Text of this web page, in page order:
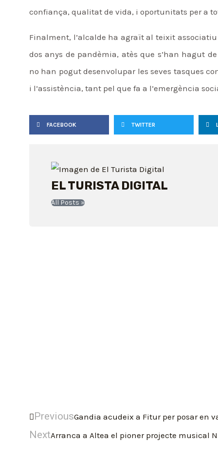
confiança, qualitat de vida, i oportunitats per a
Finalment, l’alcalde ha agraït al teixit
dos anys de pandèmia, atès que s’han hagut
no han pogut desenvolupar les seves tasques
i l’assistència, tant pel que fa a l’emergència
FACEBOOK TWITTER
EL TURISTA DIGITAL
All Posts »
PreviousGandia acudeix a Fitur per posar en
NextArranca a Altea el pioner projecte musical